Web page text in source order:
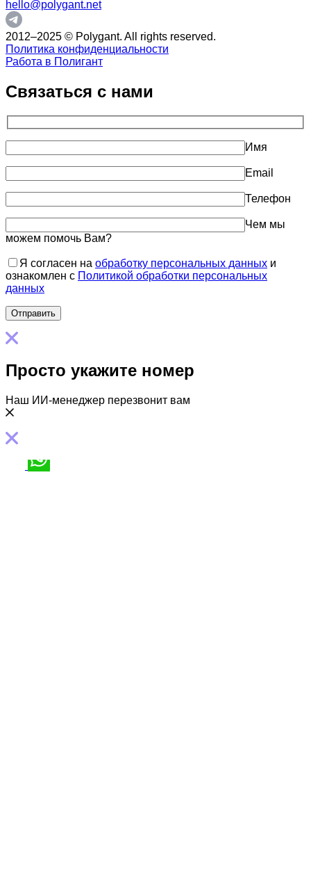
hello@polygant.net
2012–2025 © Polygant. All rights reserved.
Политика конфиденциальности
Работа в Полигант
Связаться с нами
Имя
Email
Телефон
Чем мы
можем помочь Вам?
Я согласен на обработку персональных данных и
ознакомлен с Политикой обработки персональных
данных
Просто укажите номер
Наш ИИ-менеджер перезвонит вам